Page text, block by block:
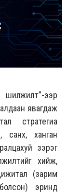
ээр
явагдаж
стратегиа
ханган
зэрэг
хийж,
(зарим
эринд